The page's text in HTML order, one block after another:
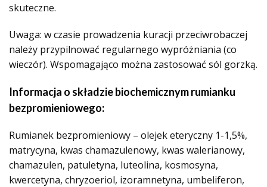
skuteczne.
Uwaga: w czasie prowadzenia kuracji przeciwrobaczej
należy przypilnować regularnego wypróżniania (co
wieczór). Wspomagająco można zastosować sól gorzką.
Informacja o składzie biochemicznym rumianku
bezpromieniowego:
Rumianek bezpromieniowy – olejek eteryczny 1-1,5%,
matrycyna, kwas chamazulenowy, kwas walerianowy,
chamazulen, patuletyna, luteolina, kosmosyna,
kwercetyna, chryzoeriol, izoramnetyna, umbeliferon,